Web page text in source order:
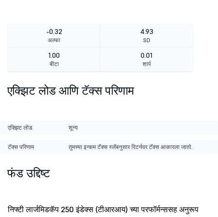
-0.32
अल्फा
4.93
SD
1.00
बीटा
0.01
शार्प
एक्झिट लोड आणि टॅक्स परिणाम
एक्झिट लोड शून्य
टॅक्स परिणाम तुमच्या इन्कम टॅक्स स्लॅबनुसार रिटर्नवर टॅक्स आकारला जातो.
फंड उद्दिष्ट
निफ्टी लार्जमिडकॅप 250 इंडेक्स (टीआरआय) च्या परफॉर्मन्ससह अनुरूप